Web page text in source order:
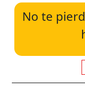
No te